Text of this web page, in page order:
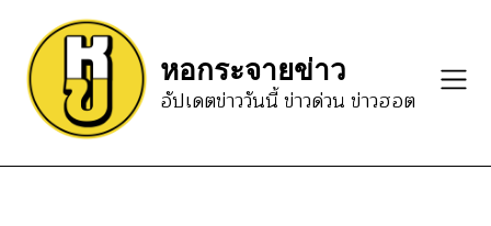
content
หอกระจายข่าว
อัปเดตข่าววันนี้ ข่าวด่วน ข่าวฮอต